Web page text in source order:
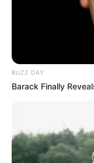
BUZZ DAY
Barack Finally